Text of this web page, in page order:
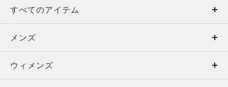
すべてのアイテム
メンズ
ウィメンズ
メンズ
トップス
ウィメンズ